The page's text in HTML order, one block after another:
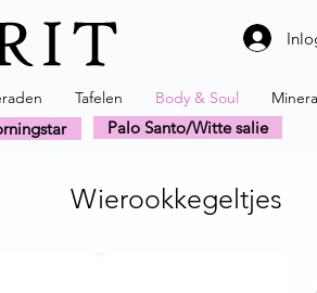
Tafelen Body & Soul
Palo Santo/Witte salie
Wierookkegeltjes